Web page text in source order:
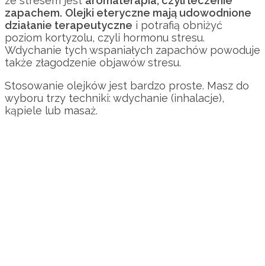
zapachem. Olejki eteryczne mają udowodnione
działanie terapeutyczne i potrafią obniżyć
poziom kortyzolu, czyli hormonu stresu.
Wdychanie tych wspaniałych zapachów powoduje
także złagodzenie objawów stresu.
Stosowanie olejków jest bardzo proste. Masz do
wyboru trzy techniki: wdychanie (inhalacje),
kąpiele lub masaż.